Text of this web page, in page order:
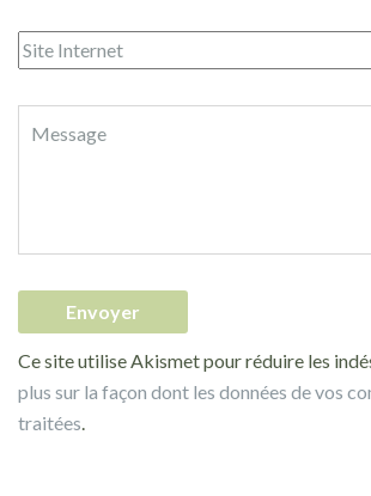
Ce site utilise Akismet pour réduire les
plus sur la façon dont les données de vos
traitées